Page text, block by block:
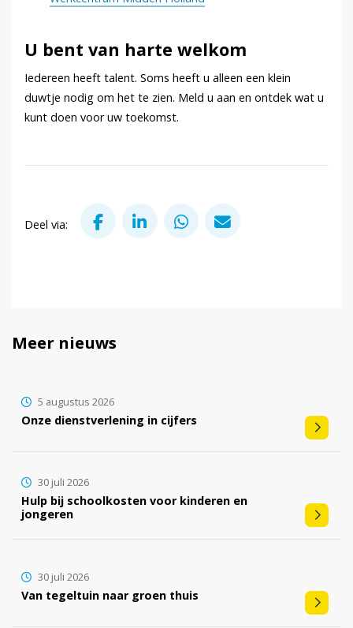
U bent van harte welkom
Iedereen heeft talent. Soms heeft u alleen een klein
duwtje nodig om het te zien. Meld u aan en ontdek wat u
kunt doen voor uw toekomst.
Deel via:
Deel via Facebook
Deel via LinkedInDeel via WhatsApp
Meer nieuws
Onze dienstverlening in cijfers
5 augustus 2026
Hulp bij schoolkosten voor kinderen en
jongeren
30 juli 2026
Van tegeltuin naar groen thuis
30 juli 2026